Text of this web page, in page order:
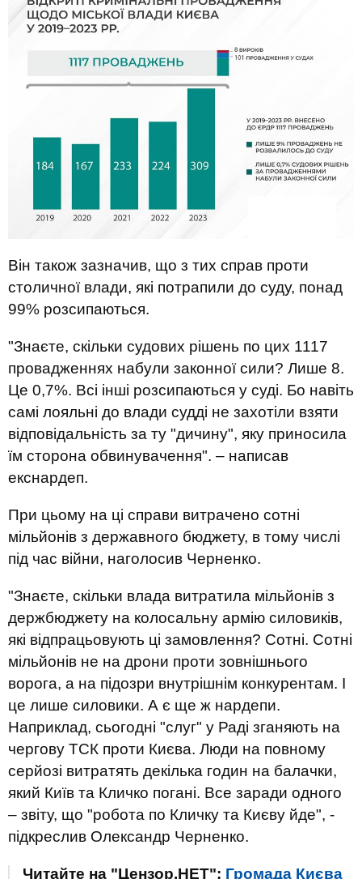
Він також зазначив, що з тих справ проти
столичної влади, які потрапили до суду, понад
99% розсипаються.
"Знаєте, скільки судових рішень по цих 1117
провадженнях набули законної сили? Лише 8.
Це 0,7%. Всі інші розсипаються у суді. Бо навіть
самі лояльні до влади судді не захотіли взяти
відповідальність за ту "дичину", яку приносила
їм сторона обвинувачення". – написав
екснардеп.
При цьому на ці справи витрачено сотні
мільйонів з державного бюджету, в тому числі
під час війни, наголосив Черненко.
"Знаєте, скільки влада витратила мільйонів з
держбюджету на колосальну армію силовиків,
які відпрацьовують ці замовлення? Сотні. Сотні
мільйонів не на дрони проти зовнішнього
ворога, а на підозри внутрішнім конкурентам. І
це лише силовики. А є ще ж нардепи.
Наприклад, сьогодні "слуг" у Раді зганяють на
чергову ТСК проти Києва. Люди на повному
серйозі витратять декілька годин на балачки,
який Київ та Кличко погані. Все заради одного
– звіту, що "робота по Кличку та Києву йде", -
підкреслив Олександр Черненко.
Читайте на "Цензор.НЕТ": Громада Києва